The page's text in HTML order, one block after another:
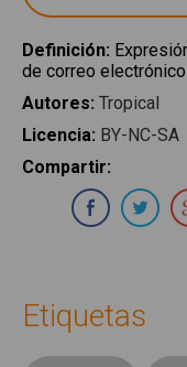
Definición:
de correo
Autores: Tropical
Licencia: BY-NC-SA
Compartir:
Compartir
Etiquetas